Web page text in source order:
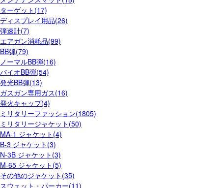
ターゲット(17)
ディスプレイ用品(26)
弾速計(7)
エアガン消耗品(99)
BB弾(79)
ノーマルBB弾(16)
バイオBB弾(54)
発光BB弾(13)
ガスガン専用ガス(16)
発火キャップ(4)
ミリタリーファッション(1805)
ミリタリージャケット(50)
MA-1 ジャケット(4)
B-3 ジャケット(3)
N-3B ジャケット(3)
M-65 ジャケット(5)
その他のジャケット(35)
スウェット・パーカー(11)